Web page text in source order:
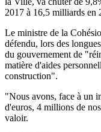
2017 à 16,5 milliards en
Le ministre de la
défendu, lors des
du gouvernement de
matière d'aides
construction".
"Nous avons, face à un
d'euros, 4 millions de
valoir.